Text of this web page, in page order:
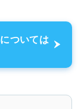
ついては